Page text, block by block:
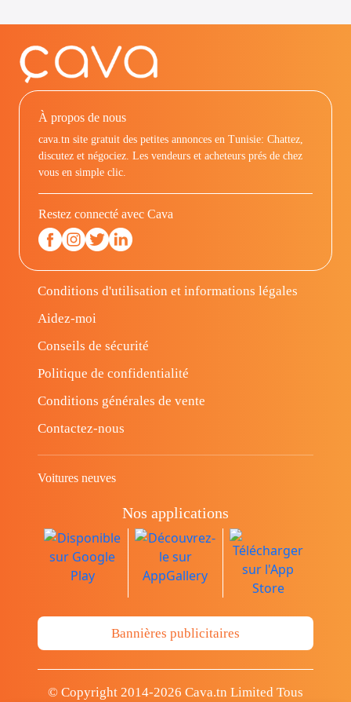
À propos de nous
cava.tn site gratuit des petites annonces en Tunisie: Chattez,
discutez et négociez. Les vendeurs et acheteurs prés de chez
vous en simple clic.
Restez connecté avec Cava
Conditions d'utilisation et informations légales
Aidez-moi
Conseils de sécurité
Politique de confidentialité
Conditions générales de vente
Contactez-nous
Voitures neuves
Nos applications
Bannières publicitaires
© Copyright 2014-2026 Cava.tn Limited Tous